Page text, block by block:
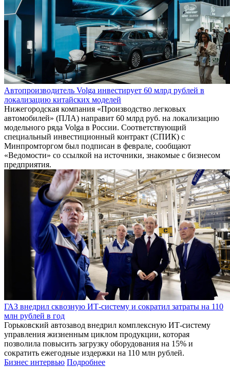
Автопроизводитель Volga инвестирует 60 млрд рублей в
локализацию китайских моделей
Нижегородская компания «Производство легковых
автомобилей» (ПЛА) направит 60 млрд руб. на локализацию
модельного ряда Volga в России. Соответствующий
специальный инвестиционный контракт (СПИК) с
Минпромторгом был подписан в феврале, сообщают
«Ведомости» со ссылкой на источники, знакомые с бизнесом
предприятия.
ГАЗ внедрил сквозную ИТ-систему и сократил затраты на 110
млн рублей в год
Горьковский автозавод внедрил комплексную ИТ-систему
управления жизненным циклом продукции, которая
позволила повысить загрузку оборудования на 15% и
сократить ежегодные издержки на 110 млн рублей.
Бизнес интервью Подробнее